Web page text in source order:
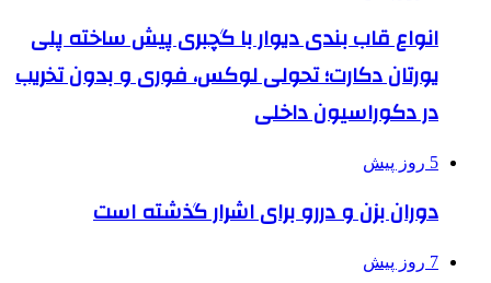
انواع قاب بندی دیوار با گچبری پیش ساخته پلی
یورتان دکارت؛ تحولی لوکس، فوری و بدون تخریب
در دکوراسیون داخلی
5 روز پیش
دوران بزن و دررو برای اشرار گذشته است
7 روز پیش